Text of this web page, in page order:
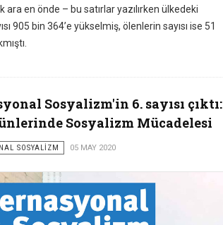
ara en önde – bu satırlar yazılırken ülkedeki
905 bin 364’e yükselmiş, ölenlerin sayısı ise 51
Sosyalizm'in 6. sayısı çıktı:
Sosyalizm Mücadelesi
SOSYALİZM 05 MAY 2020